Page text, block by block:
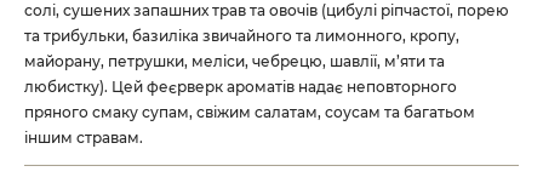
солі, сушених запашних трав та овочів (цибулі ріпчастої, порею
та трибульки, базиліка звичайного та лимонного, кропу,
майорану, петрушки, меліси, чебрецю, шавлії, м’яти та
любистку). Цей феєрверк ароматів надає неповторного
пряного смаку супам, свіжим салатам, соусам та багатьом
іншим стравам.